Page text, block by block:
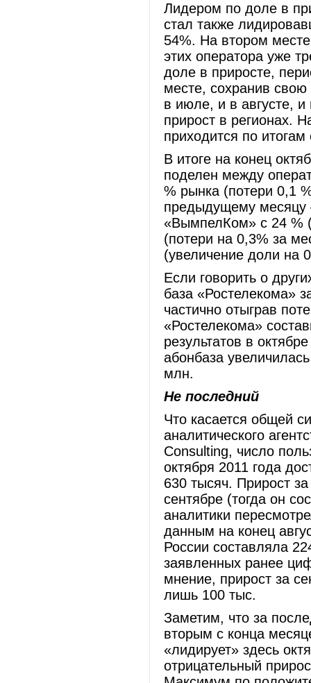
Лидером по доле в
стал также
54%. На втором
этих оператора уже
доле в приросте,
месте, сохранив
в июле, и в августе,
прирост в регионах.
приходится по
В итоге на конец
поделен между
% рынка (потери 0,1
предыдущему месяцу
«ВымпелКом» с 24 %
(потери на 0,3% за
(увеличение доли на
Если говорить о
база «Ростелекома»
частично отыграв
«Ростелекома»
результатов в
абонбаза
млн.
Не последний
Что касается общей
аналитического
Consulting, число
октября 2011 года
630 тысяч. Прирост
сентябре (тогда он
аналитики
данным на конец
России составляла
заявленных ранее
мнение, прирост за
лишь 100 тыс.
Заметим, что за
вторым с конца
«лидирует» здесь
отрицательный